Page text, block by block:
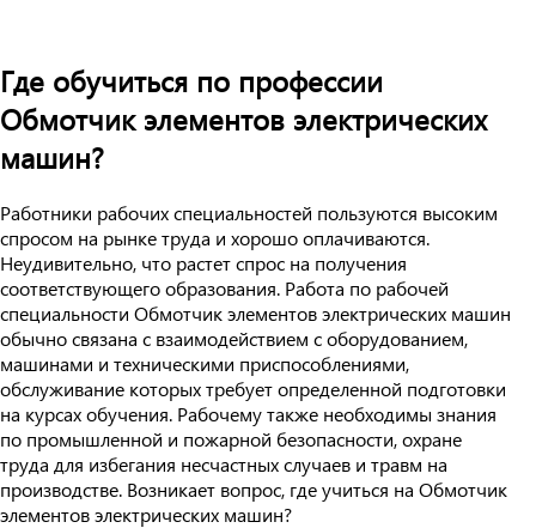
Где обучиться по профессии
Обмотчик элементов электрических
машин?
Работники рабочих специальностей пользуются высоким
спросом на рынке труда и хорошо оплачиваются.
Неудивительно, что растет спрос на получения
соответствующего образования. Работа по рабочей
специальности Обмотчик элементов электрических машин
обычно связана с взаимодействием с оборудованием,
машинами и техническими приспособлениями,
обслуживание которых требует определенной подготовки
на курсах обучения. Рабочему также необходимы знания
по промышленной и пожарной безопасности, охране
труда для избегания несчастных случаев и травм на
производстве. Возникает вопрос, где учиться на Обмотчик
элементов электрических машин?